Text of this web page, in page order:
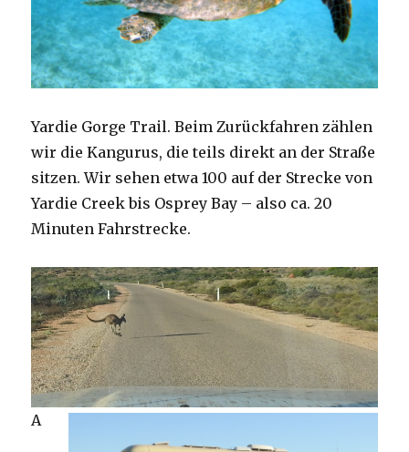
Yardie Gorge Trail. Beim Zurückfahren zählen
wir die Kangurus, die teils direkt an der Straße
sitzen. Wir sehen etwa 100 auf der Strecke von
Yardie Creek bis Osprey Bay – also ca. 20
Minuten Fahrstrecke.
A